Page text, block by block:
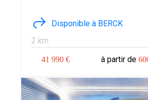
Disponible à BERCK
2 km
41 990 € à partir de